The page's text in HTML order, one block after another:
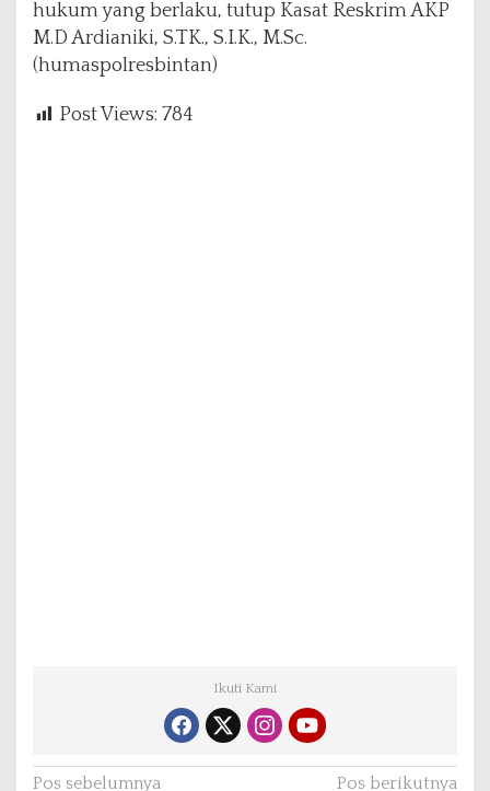
hukum yang berlaku, tutup Kasat Reskrim AKP
M.D Ardianiki, S.TK., S.I.K., M.Sc.
(humaspolresbintan)
Post Views: 784
Ikuti Kami
Pos sebelumnya
Pos berikutnya